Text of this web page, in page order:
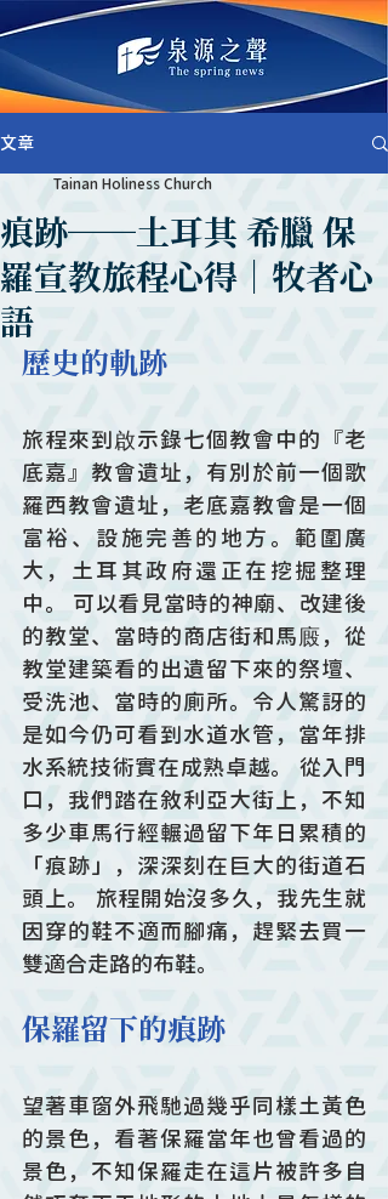
文章
痕跡──土耳其 希臘 保
羅宣教旅程心得｜牧者心
語
Tainan Holiness Church
歷史的軌跡
旅程來到啟示錄七個教會中的『老
底嘉』教會遺址，有別於前一個歌
羅西教會遺址，老底嘉教會是一個
富裕、設施完善的地方。範圍廣
大，土耳其政府還正在挖掘整理
中。 可以看見當時的神廟、改建後
的教堂、當時的商店街和馬廄，從
教堂建築看的出遺留下來的祭壇、
受洗池、當時的廁所。令人驚訝的
是如今仍可看到水道水管，當年排
水系統技術實在成熟卓越。 從入門
口，我們踏在敘利亞大街上，不知
多少車馬行經輾過留下年日累積的
「痕跡」，深深刻在巨大的街道石
頭上。 旅程開始沒多久，我先生就
因穿的鞋不適而腳痛，趕緊去買一
雙適合走路的布鞋。
保羅留下的痕跡
望著車窗外飛馳過幾乎同樣土黃色
的景色，看著保羅當年也曾看過的
景色，不知保羅走在這片被許多自